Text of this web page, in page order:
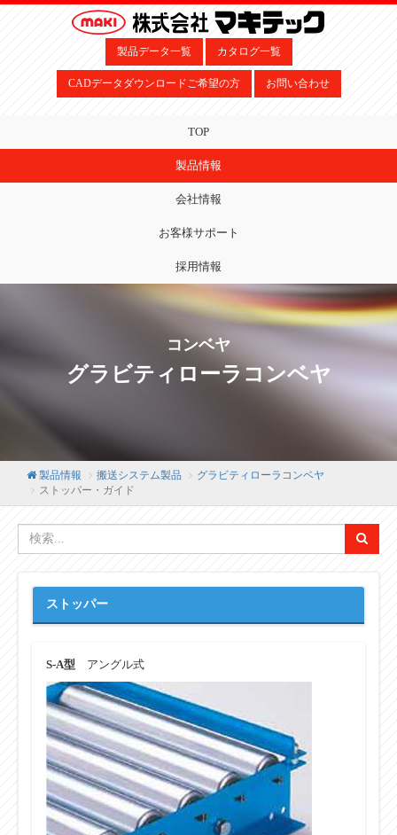
製品データ一覧 カタログ一覧
CADデータダウンロードご希望の方 お問い合わせ
TOP
製品情報
会社情報
お客様サポート
採用情報
コンベヤ
グラビティローラコンベヤ
製品情報 搬送システム製品
グラビティローラコンベヤ
ストッパー・ガイド
ストッパー
S-A型 アングル式